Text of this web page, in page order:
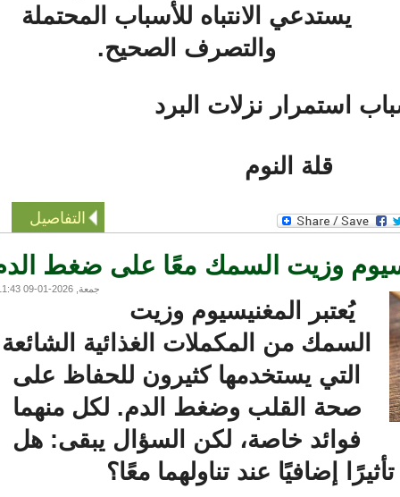
يستدعي الانتباه للأسباب المحتملة
والتصرف الصحيح.
استمرار نزلات البرد
قلة النوم
التفاصيل
وزيت السمك معًا على ضغط الدم
جمعة, 2026-01-09 11:43
يُعتبر المغنيسيوم وزيت
السمك من المكملات الغذائية الشائعة
التي يستخدمها كثيرون للحفاظ على
صحة القلب وضغط الدم. لكل منهما
فوائد خاصة، لكن السؤال يبقى: هل
إضافيًا عند تناولهما معًا؟